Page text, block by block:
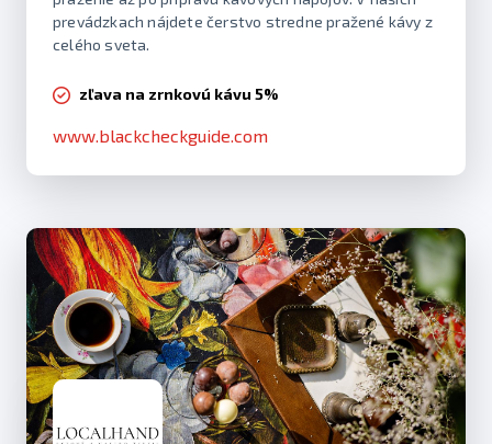
prevádzkach nájdete čerstvo stredne pražené kávy z
celého sveta.
zľava na zrnkovú kávu 5%
www.blackcheckguide.com